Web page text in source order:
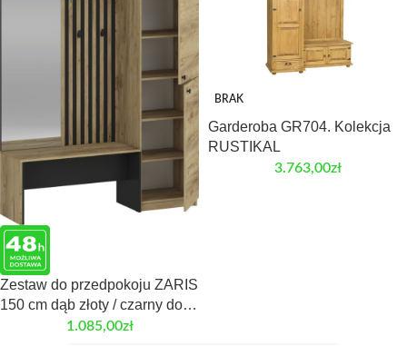
Zestaw do przedpokoju ZARIS
150 cm dąb złoty / czarny do
przedpokoju1.085,00zł
BRAK
Garderoba GR704. Kolekcja
RUSTIKAL
3.763,00zł